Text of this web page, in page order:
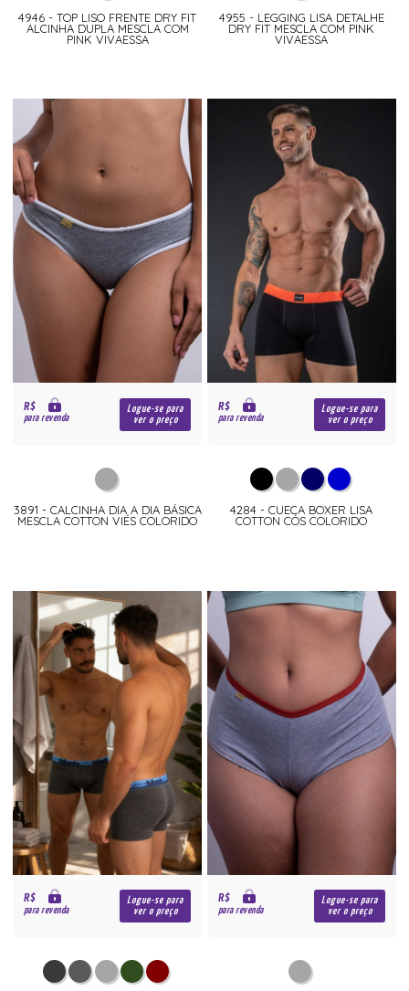
4946 - TOP LISO FRENTE DRY FIT
ALCINHA DUPLA MESCLA COM
PINK VIVAESSA
4955 - LEGGING LISA DETALHE
DRY FIT MESCLA COM PINK
VIVAESSA
R$
para revenda
Logue-se para
ver o preço
3891 - CALCINHA DIA A DIA BÁSICA
MESCLA COTTON VIÉS COLORIDO
R$
para revenda
Logue-se para
ver o preço
4284 - CUECA BOXER LISA
COTTON CÓS COLORIDO
R$
para revenda
Logue-se para
ver o preço
R$
para revenda
Logue-se para
ver o preço